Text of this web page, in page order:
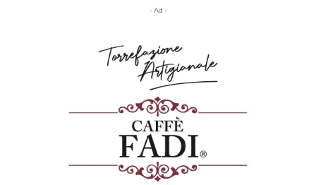
- Ad -